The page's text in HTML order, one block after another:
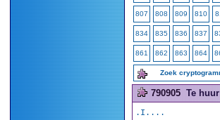
807 808 809 810
834 835 836 837
861 862 863 864
Zoek
790905 Te
.I....